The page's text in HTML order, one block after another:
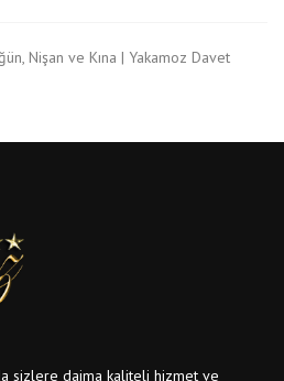
Nişan ve Kına | Yakamoz Davet
sizlere daima kaliteli hizmet ve